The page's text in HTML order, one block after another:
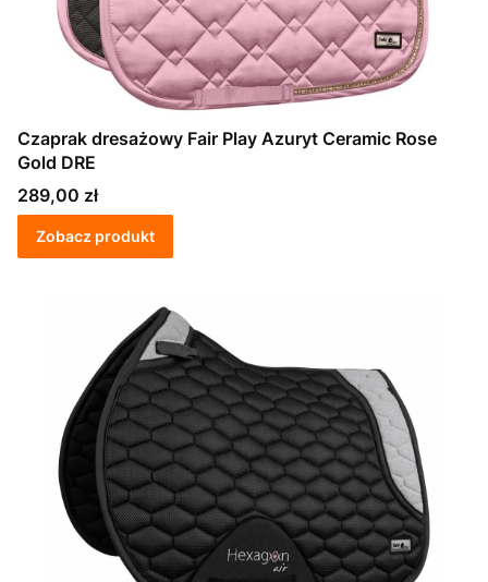
Czaprak dresażowy Fair Play Azuryt Ceramic Rose
Gold DRE
Cena
289,00 zł
Zobacz produkt